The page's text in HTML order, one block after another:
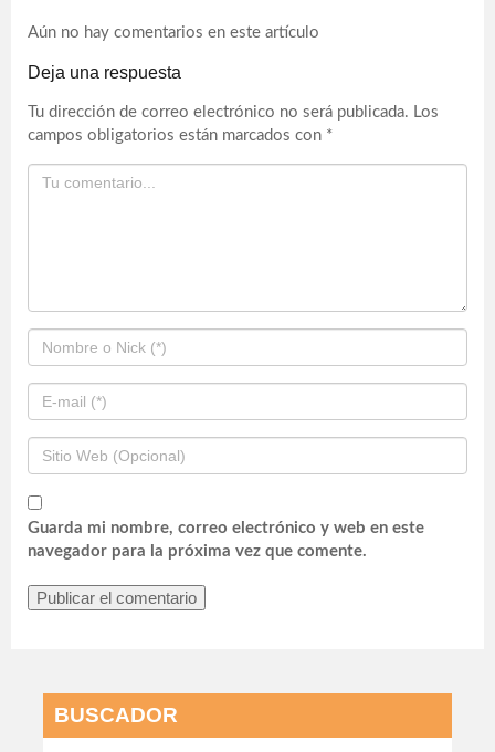
Aún no hay comentarios en este artículo
Deja una respuesta
Tu dirección de correo electrónico no será publicada. Los
campos obligatorios están marcados con *
Guarda mi nombre, correo electrónico y web en este
navegador para la próxima vez que comente.
BUSCADOR